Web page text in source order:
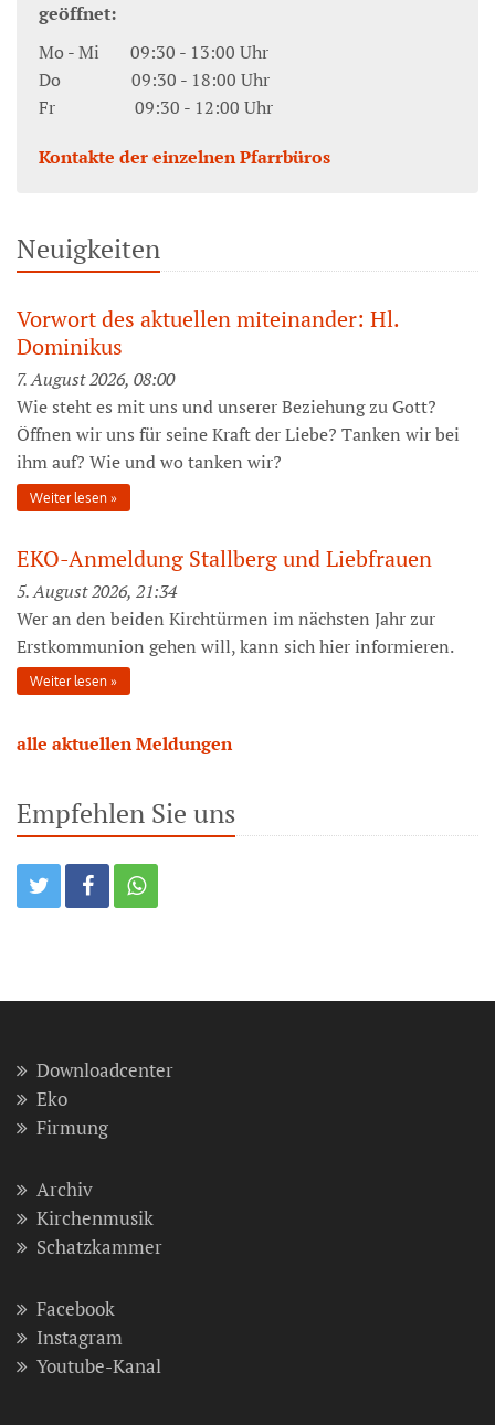
geöffnet:
Mo - Mi 09:30 - 13:00 Uhr
Do 09:30 - 18:00 Uhr
Fr 09:30 - 12:00 Uhr
Kontakte der einzelnen Pfarrbüros
Neuigkeiten
Vorwort des aktuellen miteinander: Hl.
Dominikus
7. August 2026, 08:00
Wie steht es mit uns und unserer Beziehung zu Gott?
Öffnen wir uns für seine Kraft der Liebe? Tanken wir bei
ihm auf? Wie und wo tanken wir?
Weiter lesen
EKO-Anmeldung Stallberg und Liebfrauen
5. August 2026, 21:34
Wer an den beiden Kirchtürmen im nächsten Jahr zur
Erstkommunion gehen will, kann sich hier informieren.
Weiter lesen
alle aktuellen Meldungen
Empfehlen Sie uns
Downloadcenter
Eko
Firmung
Archiv
Kirchenmusik
Schatzkammer
Facebook
Instagram
Youtube-Kanal